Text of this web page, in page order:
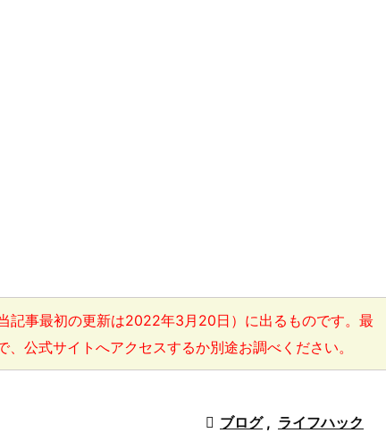
記事最初の更新は2022年3月20日）に出るものです。最
公式サイトへアクセスするか別途お調べください。
 ブログ , ライフハック